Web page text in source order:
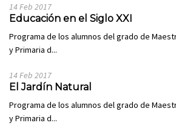
14 Feb 2017
Educación en el Siglo XXI
Programa de los alumnos del grado de
y Primaria d...
14 Feb 2017
El Jardín Natural
Programa de los alumnos del grado de
y Primaria d...